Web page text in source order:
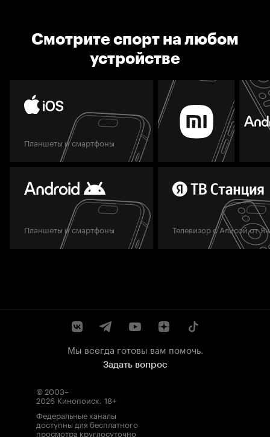
Смотрите спорт на любом
устройстве
Планшеты и смартфоны
Планшеты и смартфоны Телевизор с Алисой от
Мы всегда готовы вам помочь.
Задать вопрос
© 2003–
2026 Кинопоиск. 18+
Федеральные каналы
доступны для бесплатного
просмотра круглосуточно